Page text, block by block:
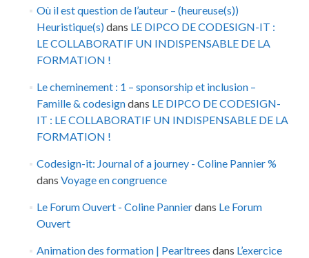
Où il est question de l’auteur – (heureuse(s))
Heuristique(s)dans LE DIPCO DE CODESIGN-IT :
LE COLLABORATIF UN INDISPENSABLE DE LA
FORMATION !
Le cheminement : 1 – sponsorship et inclusion –
Famille & codesigndans LE DIPCO DE CODESIGN-
IT : LE COLLABORATIF UN INDISPENSABLE DE LA
FORMATION !
Codesign-it: Journal of a journey - Coline Pannier %
dans Voyage en congruence
Le Forum Ouvert - Coline Pannierdans Le Forum
Ouvert
Animation des formation | Pearltrees dans L’exercice